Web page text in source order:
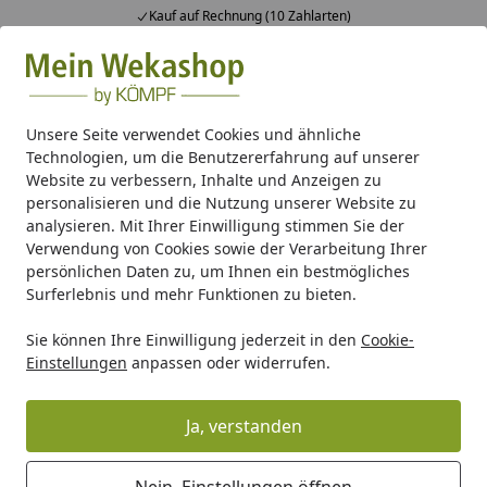
Unsere Seite verwendet Cookies und ähnliche
Technologien, um die Benutzererfahrung auf unserer
Website zu verbessern, Inhalte und Anzeigen zu
personalisieren und die Nutzung unserer Website zu
analysieren. Mit Ihrer Einwilligung stimmen Sie der
Verwendung von Cookies sowie der Verarbeitung Ihrer
persönlichen Daten zu, um Ihnen ein bestmögliches
Surferlebnis und mehr Funktionen zu bieten.
Sie können Ihre Einwilligung jederzeit in den Cookie-
Einstellungen anpassen oder widerrufen.
Ja, verstanden
Kauf auf Rechnung (10 Zahlarten)
Alle Produkte
Mein Konto
Suchen
Startseite
Gartenhaus Holz Gartenhaus Zubehör Osmo
Osmo Holzschutzfarben für
Außenbereich (Landhausfarbe &
Holzschutz Öl-Lasur)